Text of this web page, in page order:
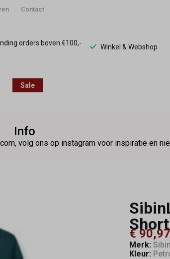
Contact
orders boven €100,-
Winkel & Webshop
Sale
Info
volg ons op instagram voor inspiratie en
Short
€ 90,97
Merk:
Kleur: